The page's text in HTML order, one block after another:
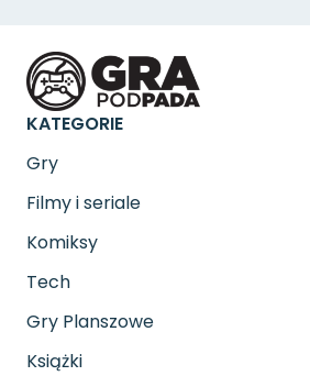
KATEGORIE
Gry
Filmy i seriale
Komiksy
Tech
Gry Planszowe
Książki